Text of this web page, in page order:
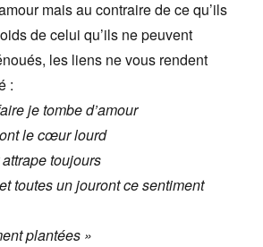
mais au contraire de ce qu’ils
de celui qu’ils ne peuvent
les liens ne vous rendent
:
je tombe d’amour
le cœur lourd
toujours
toutes un jouront ce sentiment
plantées »